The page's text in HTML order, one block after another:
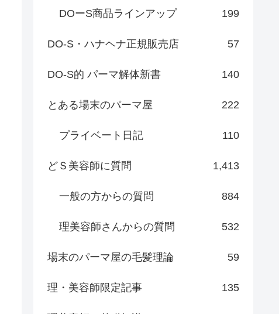
DOーS商品ラインアップ 199
DO-S・ハナヘナ正規販売店 57
DO-S的 パーマ解体新書 140
とある場末のパーマ屋 222
プライベート日記 110
どＳ美容師に質問 1,413
一般の方からの質問 884
理美容師さんからの質問 532
場末のパーマ屋の毛髪理論 59
理・美容師限定記事 135